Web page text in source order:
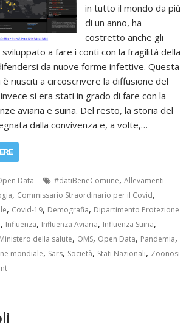
in tutto il mondo da più
di un anno, ha
costretto anche gli
a fare i conti con la fragilità della
da nuove forme infettive. Questa
riusciti a circoscrivere la diffusione del
si era stati in grado di fare con la
aviaria e suina. Del resto, la storia del
dalla convivenza e, a volte,…
Data #datiBeneComune,Allevamenti
, Commissario Straordinario per il Covid,
, Covid-19, Demografia, Dipartimento Protezione
, Influenza, Influenza Aviaria, Influenza Suina,
Ministero della salute, OMS, Open Data, Pandemia,
mondiale, Sars, Società, Stati Nazionali, Zoonosi